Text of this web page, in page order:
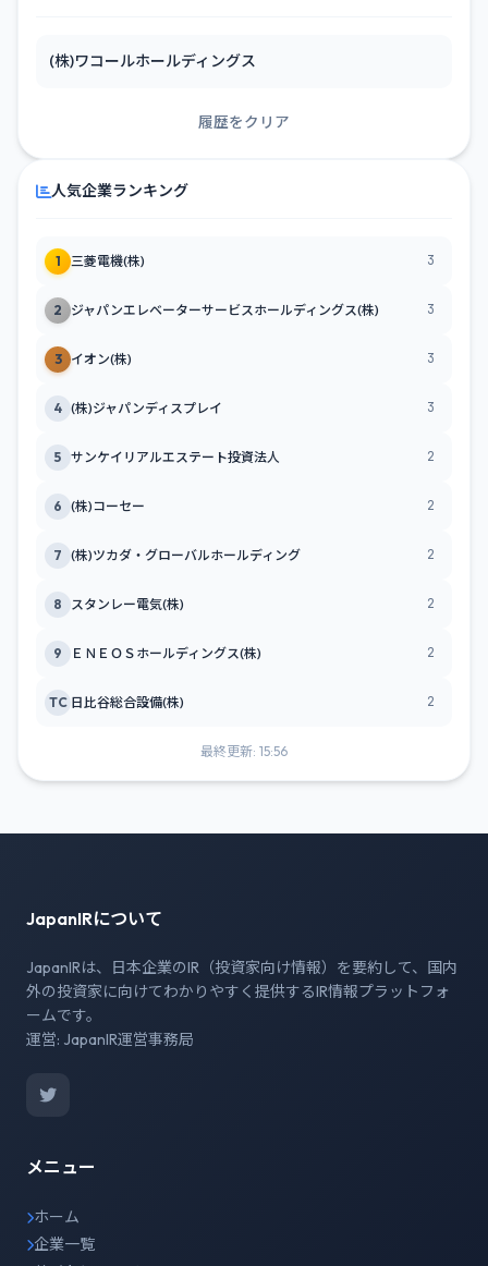
(株)ワコールホールディングス
履歴をクリア
人気企業ランキング
1 三菱電機(株) 3
2 ジャパンエレベーターサービスホールディングス(株) 3
3 イオン(株) 3
4 (株)ジャパンディスプレイ 3
5 サンケイリアルエステート投資法人 2
6 (株)コーセー 2
7 (株)ツカダ・グローバルホールディング 2
8 スタンレー電気(株) 2
9 ＥＮＥＯＳホールディングス(株) 2
TC 日比谷総合設備(株) 2
最終更新: 15:56
JapanIRについて
JapanIRは、日本企業のIR（投資家向け情報）を要約して、国内
外の投資家に向けてわかりやすく提供するIR情報プラットフォ
ームです。
運営: JapanIR運営事務局
メニュー
ホーム
企業一覧